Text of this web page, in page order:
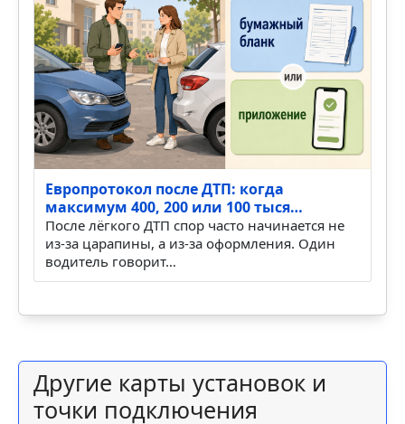
Европротокол после ДТП: когда
максимум 400, 200 или 100 тыся…
После лёгкого ДТП спор часто начинается не
из-за царапины, а из-за оформления. Один
водитель говорит…
Другие карты установок и
точки подключения